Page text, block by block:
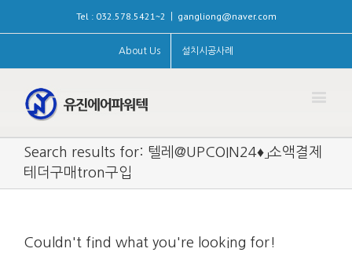
Tel : 032.578.5421~2 gangliong@naver.com
About Us 설치시공사례
Search results for: 텔레@UPCOIN24♦」소액결제
테더구매tron구입
Couldn't find what you're looking for!